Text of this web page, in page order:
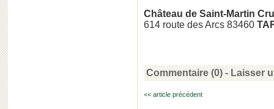
Château de Saint-Martin
614 route des Arcs 83460
Commentaire (0) - Laisser
<< article précédent